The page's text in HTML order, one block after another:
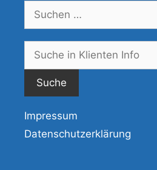
Suchen
nach:
Impressum
Datenschutzerklärung